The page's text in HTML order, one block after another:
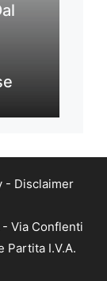
- Disclaimer
- Via Conflenti
Partita I.V.A.